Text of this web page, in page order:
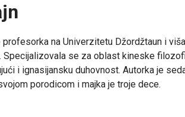
profesorka na Univerzitetu Džordžtaun i
Specijalizovala se za oblast kineske
i ignasijansku duhovnost. Autorka je
porodicom i majka je troje dece.